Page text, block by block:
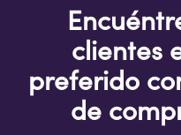
clientes
preferido
de